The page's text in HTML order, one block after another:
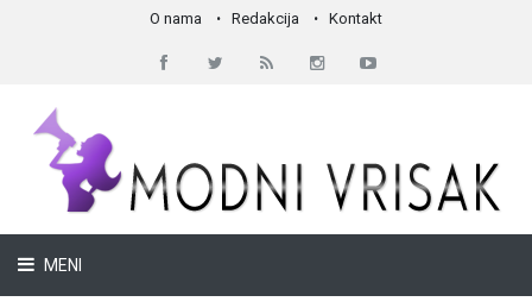
O nama Redakcija Kontakt
MENI